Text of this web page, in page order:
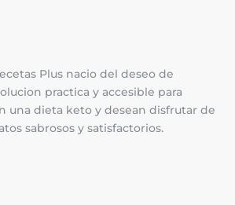
Plus nacio del deseo de
practica y accesible para
una dieta keto y desean disfrutar de
sabrosos y satisfactorios.